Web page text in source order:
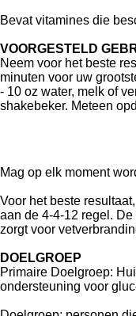
Bevat vitamines die
VOORGESTELD
Neem voor het beste
minuten voor uw
- 10 oz water, melk of
shakebeker. Meteen
Mag op elk moment
Voor het beste
aan de 4-4-12 regel.
zorgt voor
DOELGROEP
Primaire Doelgroep:
ondersteuning voor